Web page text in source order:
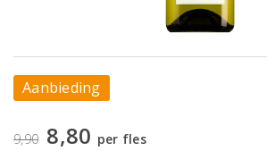
Aanbieding
9,90 8,80 per fles